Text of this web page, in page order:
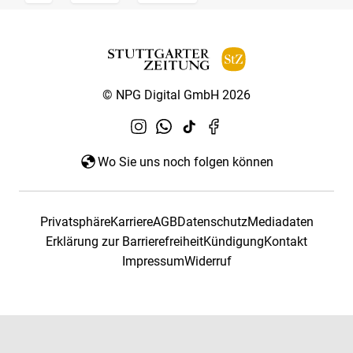
© NPG Digital GmbH 2026
Wo Sie uns noch folgen können
PrivatsphäreKarriereAGBDatenschutzMediadaten
Erklärung zur BarrierefreiheitKündigungKontakt
ImpressumWiderruf